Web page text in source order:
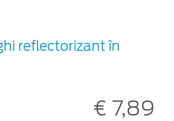
reflectorizant în
€ 7,89